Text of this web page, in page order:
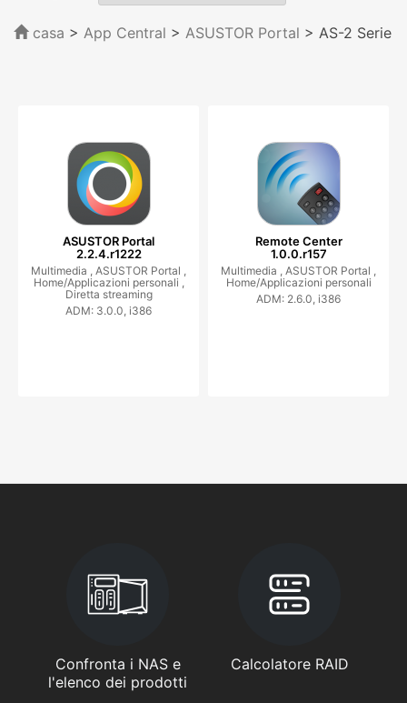
casa > App Central > ASUSTOR Portal > AS-2 Serie
ASUSTOR Portal
2.2.4.r1222
Multimedia , ASUSTOR Portal ,
Home/Applicazioni personali ,
Diretta streaming
ADM: 3.0.0, i386
Remote Center
1.0.0.r157
Multimedia , ASUSTOR Portal ,
Home/Applicazioni personali
ADM: 2.6.0, i386
Confronta i NAS e
l'elenco dei prodotti
Calcolatore RAID